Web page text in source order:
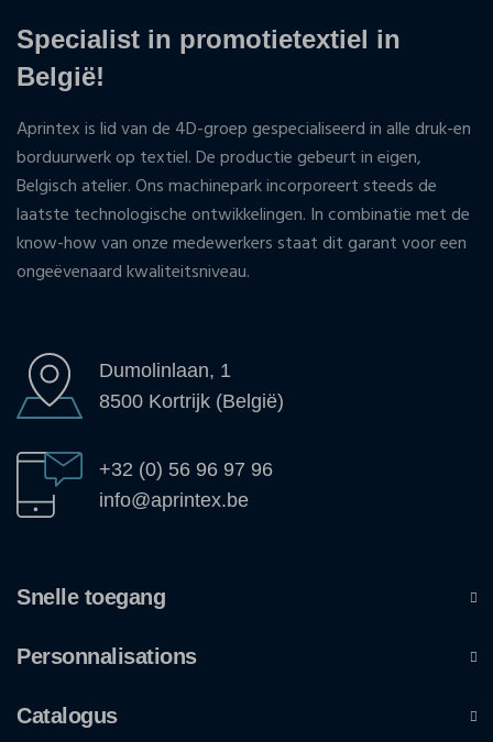
Specialist in promotietextiel in
België!
Aprintex is lid van de 4D-groep gespecialiseerd in alle druk-en
borduurwerk op textiel. De productie gebeurt in eigen,
Belgisch atelier. Ons machinepark incorporeert steeds de
laatste technologische ontwikkelingen. In combinatie met de
know-how van onze medewerkers staat dit garant voor een
ongeëvenaard kwaliteitsniveau.
Dumolinlaan, 1
8500 Kortrijk (België)
+32 (0) 56 96 97 96
info@aprintex.be
Snelle toegang
Personnalisations
Catalogus